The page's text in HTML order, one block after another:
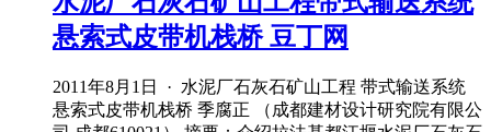
悬索式皮带机栈桥 豆丁网
2011年8月1日 · 水泥厂石灰石矿山工程 带式输送系统
悬索式皮带机栈桥 季腐正 （成都建材设计研究院有限公